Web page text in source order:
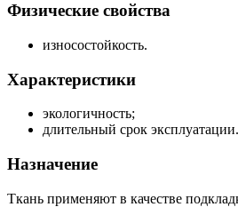
Физические свойства
износостойкость.
Характеристики
экологичность;
длительный срок эксплуатации.
Назначение
Ткань применяют в качестве